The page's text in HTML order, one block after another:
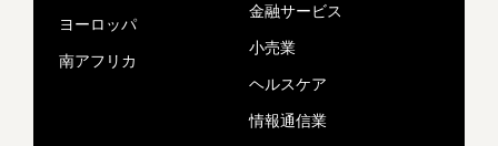
ヨーロッパ
南アフリカ
金融サービス
小売業
ヘルスケア
情報通信業